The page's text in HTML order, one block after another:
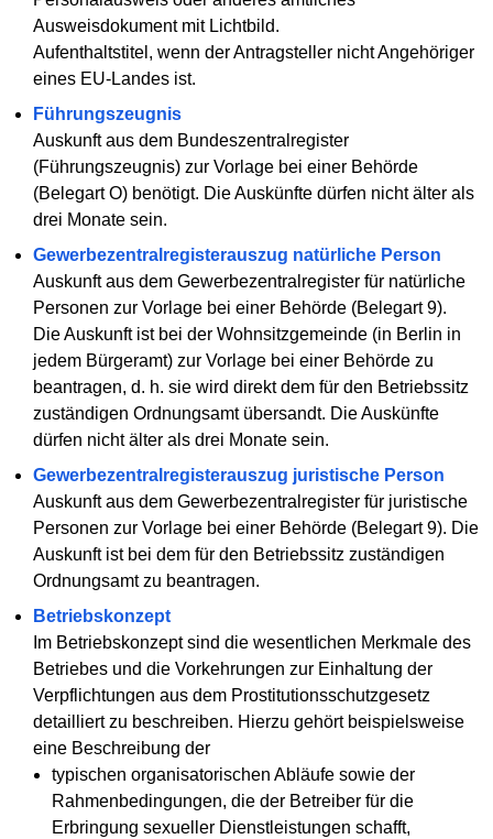
Ausweisdokument mit Lichtbild.
Aufenthaltstitel, wenn der Antragsteller nicht Angehöriger
eines EU-Landes ist.
Führungszeugnis
Auskunft aus dem Bundeszentralregister
(Führungszeugnis) zur Vorlage bei einer Behörde
(Belegart O) benötigt. Die Auskünfte dürfen nicht älter als
drei Monate sein.
Gewerbezentralregisterauszug natürliche Person
Auskunft aus dem Gewerbezentralregister für natürliche
Personen zur Vorlage bei einer Behörde (Belegart 9).
Die Auskunft ist bei der Wohnsitzgemeinde (in Berlin in
jedem Bürgeramt) zur Vorlage bei einer Behörde zu
beantragen, d. h. sie wird direkt dem für den Betriebssitz
zuständigen Ordnungsamt übersandt. Die Auskünfte
dürfen nicht älter als drei Monate sein.
Gewerbezentralregisterauszug juristische Person
Auskunft aus dem Gewerbezentralregister für juristische
Personen zur Vorlage bei einer Behörde (Belegart 9). Die
Auskunft ist bei dem für den Betriebssitz zuständigen
Ordnungsamt zu beantragen.
Betriebskonzept
Im Betriebskonzept sind die wesentlichen Merkmale des
Betriebes und die Vorkehrungen zur Einhaltung der
Verpflichtungen aus dem Prostitutionsschutzgesetz
detailliert zu beschreiben. Hierzu gehört beispielsweise
eine Beschreibung der
typischen organisatorischen Abläufe sowie der
Rahmenbedingungen, die der Betreiber für die
Erbringung sexueller Dienstleistungen schafft,